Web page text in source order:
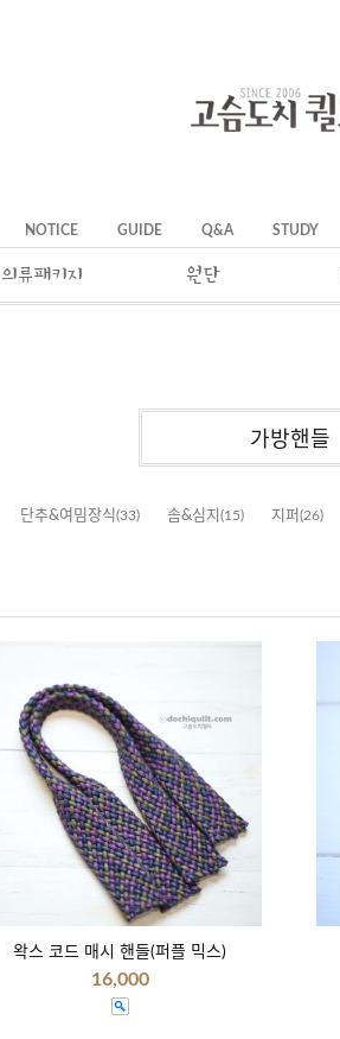
NOTICE GUIDE Q&A STUDY
의류패키지 원단
가방핸들
단추&여밈장식(33) 솜&심지 (15) 지퍼(26)
왁스 코드 매시 핸들(퍼플 믹스)
16,000